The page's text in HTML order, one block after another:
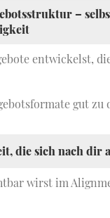
–
entwickelst,
gut
die sich nach dir
wirst im